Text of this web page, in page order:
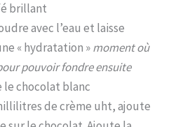
brillant
avec l’eau et laisse
« hydratation »moment où
pouvoir fondre ensuite
le chocolat blanc
de crème uht, ajoute